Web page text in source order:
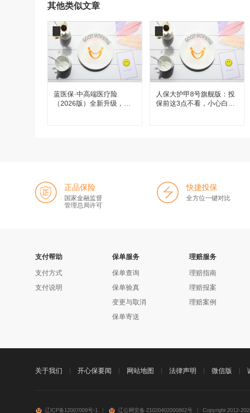
其他类似文章
蓝医保·中高端医疗险
（2026版）全新升级，都
人保大护甲8号旗舰版：投
保前这3点不看，小心白
正品保险
国家金融监督
管理总局许可
快捷投保
全方位一键对比
支付帮助
支付方式
支付说明
保单服务
保单查询
保单验真
变更与取消
保单寄送
理赔服务
理赔指南
理赔报案
理赔案例
关于我们 开心保要闻 网站地图 法律声明 微信版
辽ICP备12007009号-1 辽公网安备 21020402000862号 Copyright 2012-